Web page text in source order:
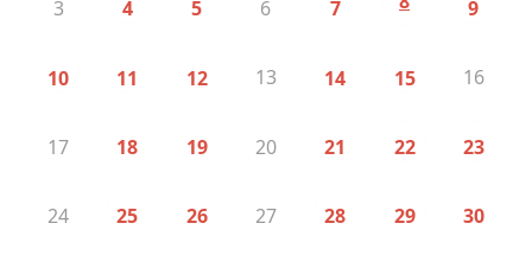
3 4 5 6 7 9
10 11 12 13 14 15 16
17 18 19 20 21 22 23
24 25 26 27 28 29 30